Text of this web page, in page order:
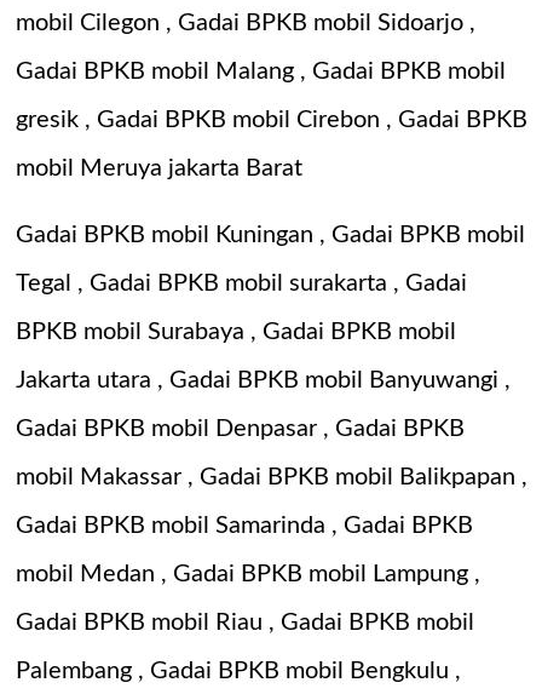
mobil Cilegon , Gadai BPKB mobil Sidoarjo,
Gadai BPKB mobil Malang, Gadai BPKB mobil
gresik, Gadai BPKB mobil Cirebon , Gadai BPKB
mobil Meruya jakarta Barat
Gadai BPKB mobil Kuningan , Gadai BPKB mobil
Tegal , Gadai BPKB mobil surakarta , Gadai
BPKB mobil Surabaya , Gadai BPKB mobil
Jakarta utara , Gadai BPKB mobil Banyuwangi ,
Gadai BPKB mobil Denpasar, Gadai BPKB
mobil Makassar, Gadai BPKB mobil Balikpapan ,
Gadai BPKB mobil Samarinda , Gadai BPKB
mobil Medan , Gadai BPKB mobil Lampung,
Gadai BPKB mobil Riau , Gadai BPKB mobil
Palembang, Gadai BPKB mobil Bengkulu ,